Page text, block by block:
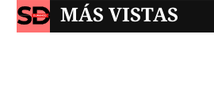
MÁS VISTAS